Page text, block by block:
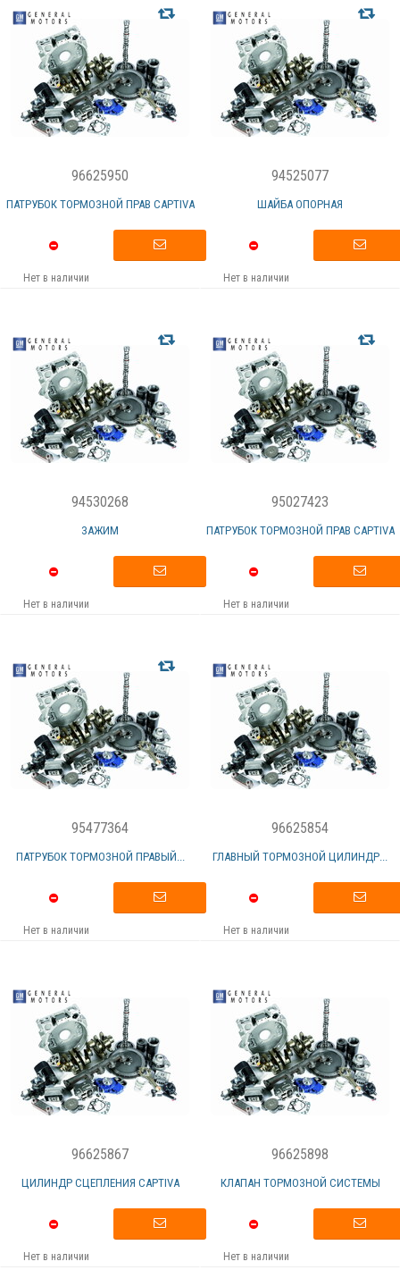
96625950
ПАТРУБОК ТОРМОЗНОЙ ПРАВ CAPTIVA
Нет в наличии
94525077
ШАЙБА ОПОРНАЯ
Нет в наличии
94530268
ЗАЖИМ
Нет в наличии
95027423
ПАТРУБОК ТОРМОЗНОЙ ПРАВ CAPTIVA
Нет в наличии
95477364
ПАТРУБОК ТОРМОЗНОЙ ПРАВЫЙ...
Нет в наличии
96625854
ГЛАВНЫЙ ТОРМОЗНОЙ ЦИЛИНДР...
Нет в наличии
96625867
ЦИЛИНДР СЦЕПЛЕНИЯ CAPTIVA
Нет в наличии
96625898
КЛАПАН ТОРМОЗНОЙ СИСТЕМЫ
Нет в наличии